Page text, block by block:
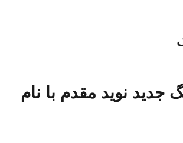
جدید نوید مقدم با نام